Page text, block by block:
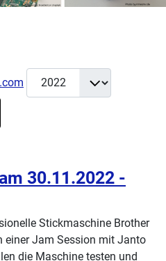
Jahr
30.11.2022 -
Stickmaschine Brother
einer Jam Session mit Janto
die Maschine testen und